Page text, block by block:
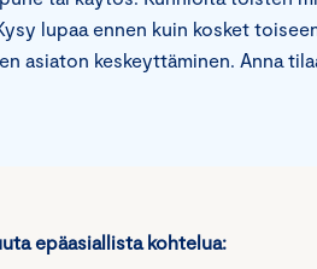
lupaa ennen kuin kosket
asiaton keskeyttäminen. Anna
epäasiallista kohtelua: